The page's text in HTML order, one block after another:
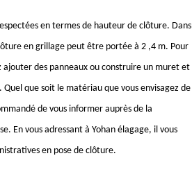
en termes de hauteur de clôture. Dans
en grillage peut être portée à 2 ,4 m. Pour
des panneaux ou construire un muret et
que soit le matériau que vous envisagez de
de vous informer auprès de la
En vous adressant à Yohan élagage, il vous
en pose de clôture.